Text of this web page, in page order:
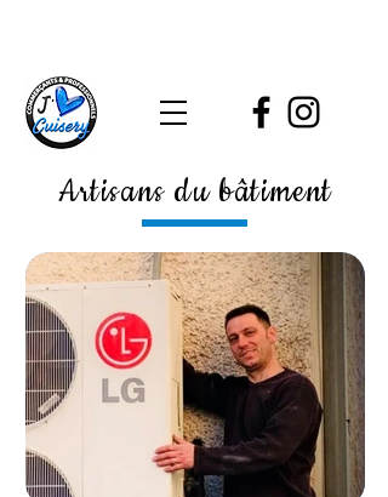
Artisans du bâtiment